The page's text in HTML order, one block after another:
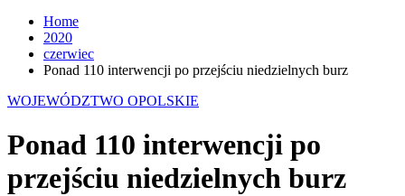
Home
2020
czerwiec
Ponad 110 interwencji po przejściu niedzielnych burz
WOJEWÓDZTWO OPOLSKIE
Ponad 110 interwencji po
przejściu niedzielnych burz